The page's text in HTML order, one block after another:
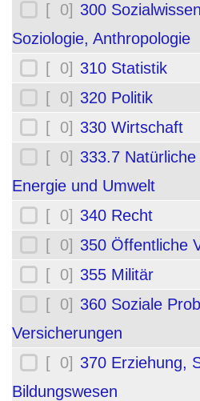
[ 0] 300
Soziologie, Anthropologie
[ 0] 310 Statistik
[ 0] 320 Politik
[ 0] 330 Wirtschaft
[ 0] 333.7
Energie und Umwelt
[ 0] 340 Recht
[ 0] 350 Öffentliche
[ 0] 355 Militär
[ 0] 360 Soziale
Versicherungen
[ 0] 370 Erziehung,
Bildungswesen